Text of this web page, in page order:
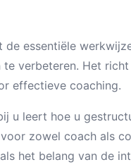
essentiële
te verbeteren. Het
effectieve coaching.
u leert hoe u
zowel coach als
het belang van de